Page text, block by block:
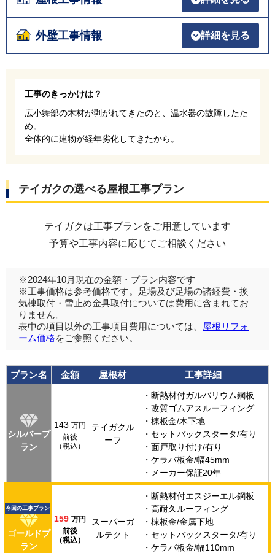
外壁工事情報 詳細を見る
工事のきっかけは？
広小舞部の木材が剥がれてきたのと、温水器の故障したた
め。
全体的に建物が経年劣化してきたから。
テイガクの選べる屋根工事プラン
テイガクは工事プランをご用意しています
予算や工事内容に応じてご相談ください
※2024年10月現在の金額・プラン内容です
※工事価格は参考価格です。足場及び足場の諸経費・換
気棟取付・雪止め金具取付については費用に含まれてお
りません。
表中の項目以外の工事項目費用については、
屋根リフォ
ーム価格をご参照ください。
プラン名 金額 屋根材 工事詳細
シルバープ
ラン
143 万円
前後
（税込）
テイガクル
ーフ
・断熱材付ガルバリウム鋼板
・改質ゴムアスルーフィング
・棟板金/木下地
・セットバックスタータ/有り
・面戸取り付け/有り
・ケラバ板金/幅45mm
・メーカー保証20年
今回の工事プラン
ゴールドプ
ラン
159 万円
前後
（税込）
スーパーガ
ルテクト
・断熱材付エスジーエル鋼板
・高耐久ルーフィング
・棟板金/金属下地
・セットバックスタータ/有り
・ケラバ板金/幅110mm